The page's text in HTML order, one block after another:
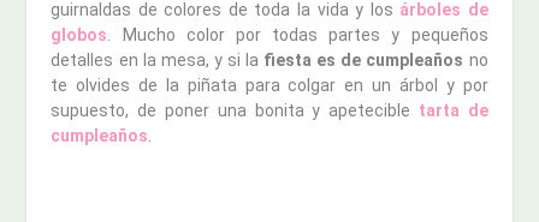
guirnaldas de colores de toda la vida y los árboles de
globos . Mucho color por todas partes y pequeños
detalles en la mesa, y si la fiesta es de cumpleaños no
te olvides de la piñata para colgar en un árbol y por
supuesto, de poner una bonita y apetecible tarta de
cumpleaños